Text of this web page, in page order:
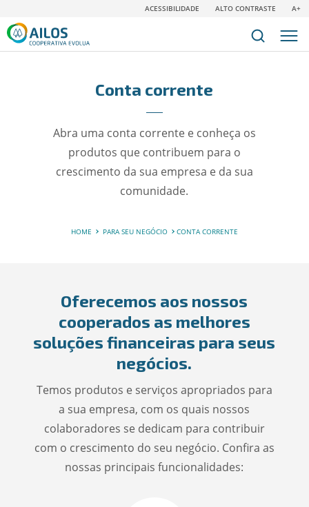
ACESSIBILIDADE ALTO CONTRASTE A+
Conta corrente
Abra uma conta corrente e conheça os
produtos que contribuem para o
crescimento da sua empresa e da sua
comunidade.
HOME PARA SEU NEGÓCIO CONTA CORRENTE
Oferecemos aos nossos
cooperados as melhores
soluções financeiras para seus
negócios.
Temos produtos e serviços apropriados para
a sua empresa, com os quais nossos
colaboradores se dedicam para contribuir
com o crescimento do seu negócio. Confira as
nossas principais funcionalidades: